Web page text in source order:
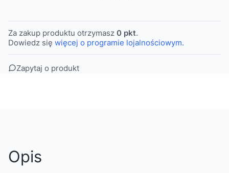
Za zakup produktu otrzymasz 0 pkt.
Dowiedz się więcej o programie lojalnościowym.
Zapytaj o produkt
Opis